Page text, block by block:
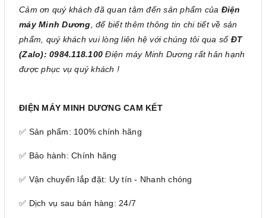
Cảm ơn quý khách đã quan tâm đến sản phẩm của Điện
máy Minh Dương, để biết thêm thông tin chi tiết về sản
phẩm, quý khách vui lòng liên hệ với chúng tôi qua số ĐT
(Zalo): 0984.118.100Điện máy Minh Dương rất hân hạnh
được phục vụ quý khách !
ĐIỆN MÁY MINH DƯƠNG CAM KẾT
✅ Sản phẩm: 100% chính hãng
✅ Bảo hành: Chính hãng
✅ Vận chuyển lắp đặt: Uy tín - Nhanh chóng
✅ Dịch vụ sau bán hàng: 24/7